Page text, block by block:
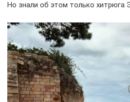
Но знали об этом только хитрюга